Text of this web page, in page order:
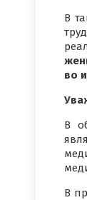
В
во
В
В